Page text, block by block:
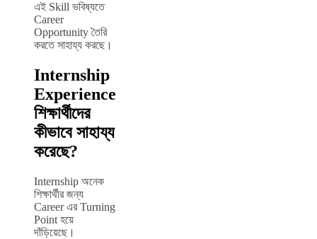
এই Skill ভবিষ্যতে
Career
Opportunity তৈরি
করতে সাহায্য করছে।
Internship
Experience
শিক্ষার্থীদের
কীভাবে সাহায্য
করেছে?
Internship অনেক
শিক্ষার্থীর জন্য
Career এর Turning
Point হয়ে
দাঁড়িয়েছে।